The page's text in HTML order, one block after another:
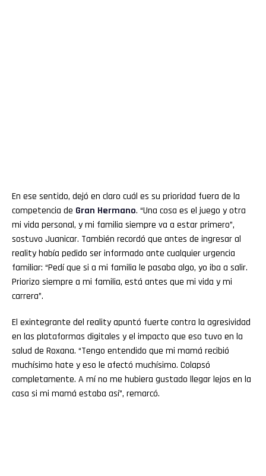
En ese sentido, dejó en claro cuál es su prioridad fuera de la
competencia de Gran Hermano. “Una cosa es el juego y otra
mi vida personal, y mi familia siempre va a estar primero”,
sostuvo Juanicar. También recordó que antes de ingresar al
reality había pedido ser informado ante cualquier urgencia
familiar: “Pedí que si a mi familia le pasaba algo, yo iba a salir.
Priorizo siempre a mi familia, está antes que mi vida y mi
carrera”.
El exintegrante del reality apuntó fuerte contra la agresividad
en las plataformas digitales y el impacto que eso tuvo en la
salud de Roxana. “Tengo entendido que mi mamá recibió
muchísimo hate y eso le afectó muchísimo. Colapsó
completamente. A mí no me hubiera gustado llegar lejos en la
casa si mi mamá estaba así”, remarcó.